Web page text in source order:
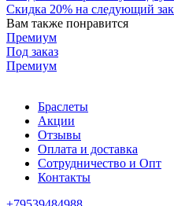
Скидка 20% на следующий
Вам также понравится
Премиум
Под заказ
Премиум
Браслеты
Акции
Отзывы
Оплата и доставка
Сотрудничество и Опт
Контакты